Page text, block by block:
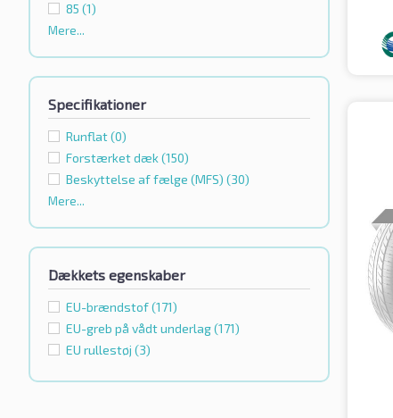
85 (1)
Mere...
Specifikationer
Runflat(0)
Forstærket dæk (150)
Beskyttelse af fælge (MFS) (30)
Mere...
Dækkets egenskaber
EU-brændstof(171)
EU-greb på vådt underlag(171)
EU rullestøj (3)